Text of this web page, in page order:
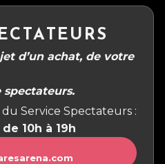
d’un achat, de votre
spectateurs.
Service Spectateurs :
10h à 19h